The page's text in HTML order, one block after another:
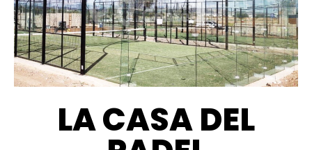
LA CASA DEL